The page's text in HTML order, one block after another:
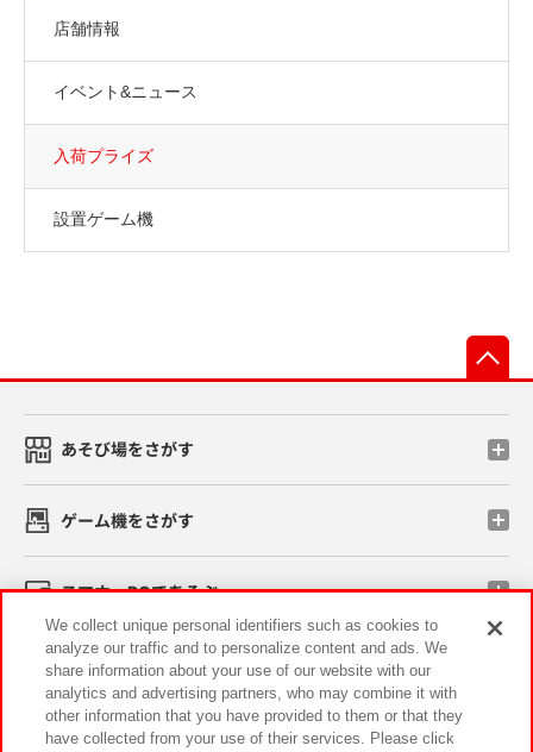
店舗情報
イベント&ニュース
入荷プライズ
設置ゲーム機
あそび場をさがす
ゲーム機をさがす
スマホ・PCであそぶ
イベント・キャンペーン
We collect unique personal identifiers such as cookies to
analyze our traffic and to personalize content and ads. We
share information about your use of our website with our
analytics and advertising partners, who may combine it with
other information that you have provided to them or that they
have collected from your use of their services. Please click